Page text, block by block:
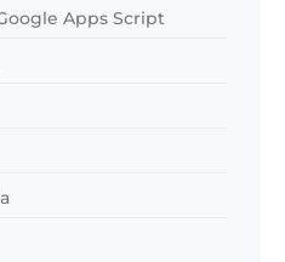
Apps Script